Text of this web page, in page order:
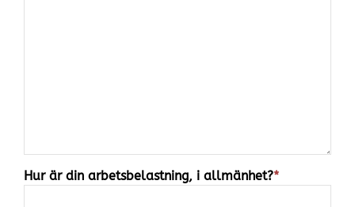
Hur är din arbetsbelastning, i allmänhet?*